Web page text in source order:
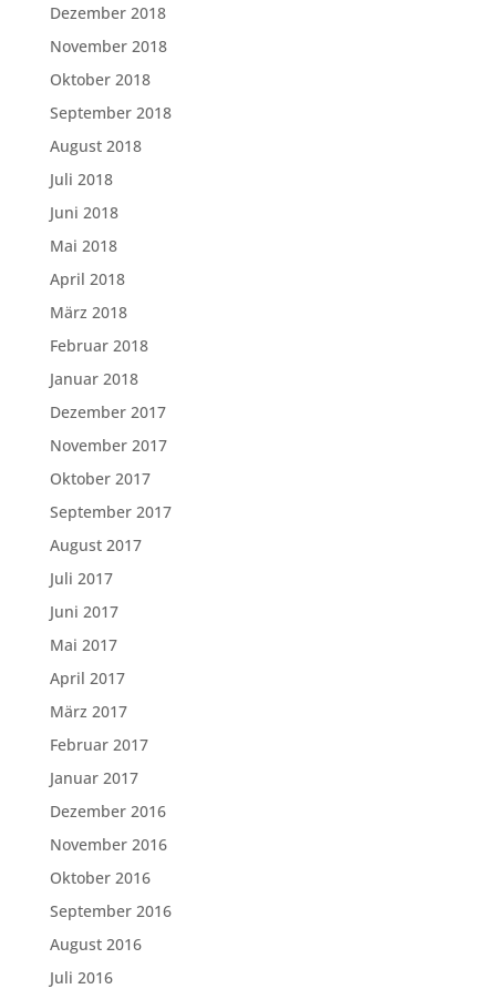
Dezember 2018
November 2018
Oktober 2018
September 2018
August 2018
Juli 2018
Juni 2018
Mai 2018
April 2018
März 2018
Februar 2018
Januar 2018
Dezember 2017
November 2017
Oktober 2017
September 2017
August 2017
Juli 2017
Juni 2017
Mai 2017
April 2017
März 2017
Februar 2017
Januar 2017
Dezember 2016
November 2016
Oktober 2016
September 2016
August 2016
Juli 2016